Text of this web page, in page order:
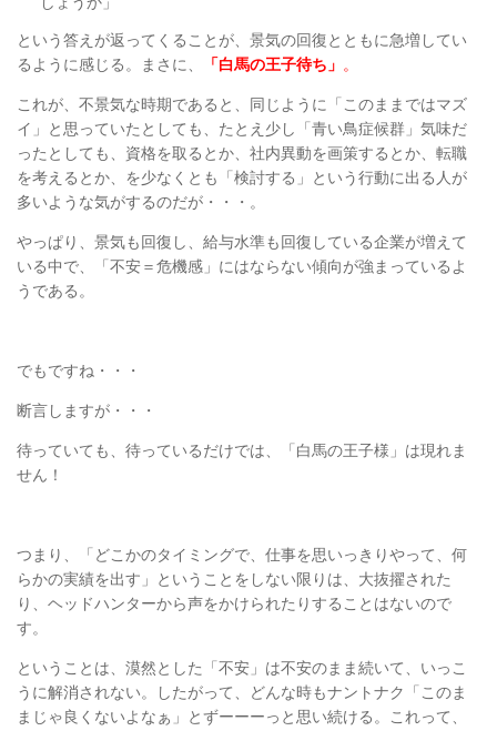
という答えが返ってくることが、景気の回復とともに急増してい
るように感じる。まさに、
「白馬の王子待ち」 。
これが、不景気な時期であると、同じように「このままではマズ
イ」と思っていたとしても、たとえ少し「青い鳥症候群」気味だ
ったとしても、資格を取るとか、社内異動を画策するとか、転職
を考えるとか、を少なくとも「検討する」という行動に出る人が
多いような気がするのだが・・・。
やっぱり、景気も回復し、給与水準も回復している企業が増えて
いる中で、「不安＝危機感」にはならない傾向が強まっているよ
うである。
でもですね・・・
断言しますが・・・
待っていても、待っているだけでは、「白馬の王子様」は現れま
せん！
つまり、「どこかのタイミングで、仕事を思いっきりやって、何
らかの実績を出す」ということをしない限りは、大抜擢された
り、ヘッドハンターから声をかけられたりすることはないので
す。
ということは、漠然とした「不安」は不安のまま続いて、いっこ
うに解消されない。したがって、どんな時もナントナク「このま
まじゃ良くないよなぁ」とずーーーっと思い続ける。これって、